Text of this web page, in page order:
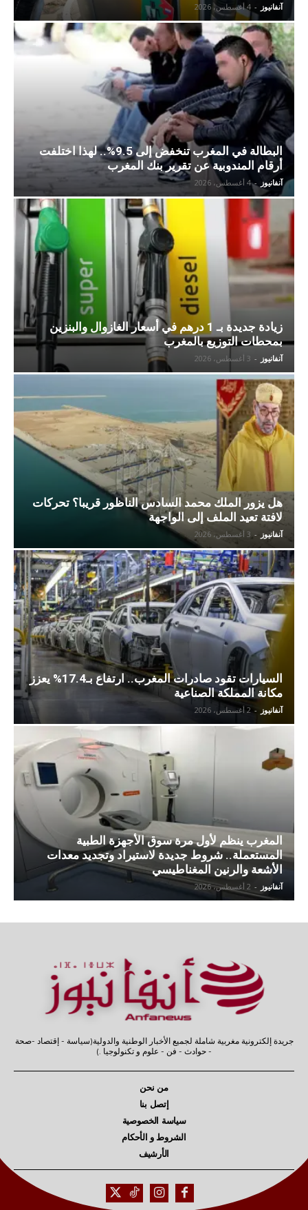
آنفانيوز - 4 أغسطس، 2026
البطالة في المغرب تنخفض إلى 9.5%.. لهذا اختلفت
أرقام المندوبية عن تقرير بنك المغرب
آنفانيوز - 4 أغسطس، 2026
زيادة جديدة بـ 1 درهم في أسعار الغازوال والبنزين
بمحطات التوزيع بالمغرب
آنفانيوز - 3 أغسطس، 2026
هل يزور الملك محمد السادس الناظور قريبا؟ تحركات
لافتة تعيد الملف إلى الواجهة
آنفانيوز - 3 أغسطس، 2026
السيارات تقود صادرات المغرب.. ارتفاع بـ17.4% يعزز
مكانة المملكة الصناعية
آنفانيوز - 2 أغسطس، 2026
المغرب ينظم لأول مرة سوق الأجهزة الطبية
المستعملة.. شروط جديدة لاستيراد وتجديد معدات
الأشعة والرنين المغناطيسي
آنفانيوز - 2 أغسطس، 2026
جريدة إلكترونية مغربية شاملة لجميع الأخبار الوطنية والدولية(سياسة - إقتصاد -صحة
- حوادث - فن - علوم و تكنولوجيا .)
من نحن
إتصل بنا
سياسة الخصوصية
الشروط و الأحكام
الأرشيف